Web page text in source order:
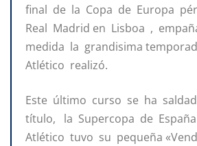
final de la Copa de Europa
Real Madrid en Lisboa ,
medida la grandisima
Atlético realizó.
Este último curso se ha
título, la Supercopa de
Atlético tuvo su pequeña